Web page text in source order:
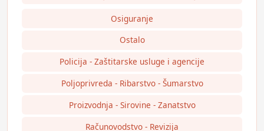
Osiguranje
Ostalo
Policija - Zaštitarske usluge i agencije
Poljoprivreda - Ribarstvo - Šumarstvo
Proizvodnja - Sirovine - Zanatstvo
Računovodstvo - Revizija